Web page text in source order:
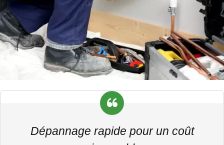
Dépannage rapide pour un coût